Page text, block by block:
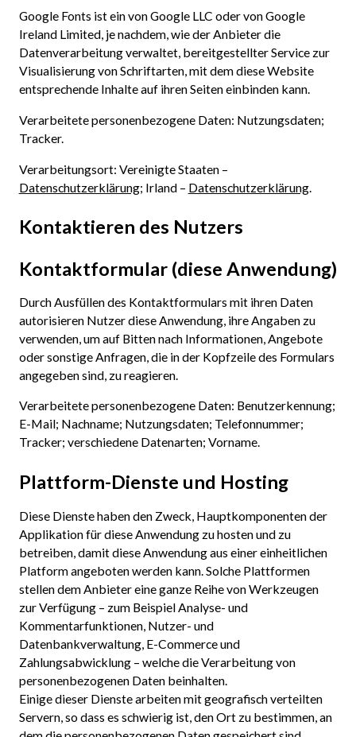
Google Fonts ist ein von Google LLC oder von Google
Ireland Limited, je nachdem, wie der Anbieter die
Datenverarbeitung verwaltet, bereitgestellter Service zur
Visualisierung von Schriftarten, mit dem diese Website
entsprechende Inhalte auf ihren Seiten einbinden kann.
Verarbeitete personenbezogene Daten: Nutzungsdaten;
Tracker.
Verarbeitungsort: Vereinigte Staaten –
Datenschutzerklärung; Irland – Datenschutzerklärung.
Kontaktieren des Nutzers
Kontaktformular (diese Anwendung)
Durch Ausfüllen des Kontaktformulars mit ihren Daten
autorisieren Nutzer diese Anwendung, ihre Angaben zu
verwenden, um auf Bitten nach Informationen, Angebote
oder sonstige Anfragen, die in der Kopfzeile des Formulars
angegeben sind, zu reagieren.
Verarbeitete personenbezogene Daten: Benutzerkennung;
E-Mail; Nachname; Nutzungsdaten; Telefonnummer;
Tracker; verschiedene Datenarten; Vorname.
Plattform-Dienste und Hosting
Diese Dienste haben den Zweck, Hauptkomponenten der
Applikation für diese Anwendung zu hosten und zu
betreiben, damit diese Anwendung aus einer einheitlichen
Platform angeboten werden kann. Solche Plattformen
stellen dem Anbieter eine ganze Reihe von Werkzeugen
zur Verfügung – zum Beispiel Analyse- und
Kommentarfunktionen, Nutzer- und
Datenbankverwaltung, E-Commerce und
Zahlungsabwicklung – welche die Verarbeitung von
personenbezogenen Daten beinhalten.
Einige dieser Dienste arbeiten mit geografisch verteilten
Servern, so dass es schwierig ist, den Ort zu bestimmen, an